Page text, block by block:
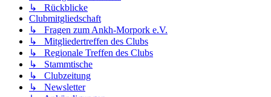
↳ Rückblicke
Clubmitgliedschaft
↳ Fragen zum Ankh-Morpork e.V.
↳ Mitgliedertreffen des Clubs
↳ Regionale Treffen des Clubs
↳ Stammtische
↳ Clubzeitung
↳ Newsletter